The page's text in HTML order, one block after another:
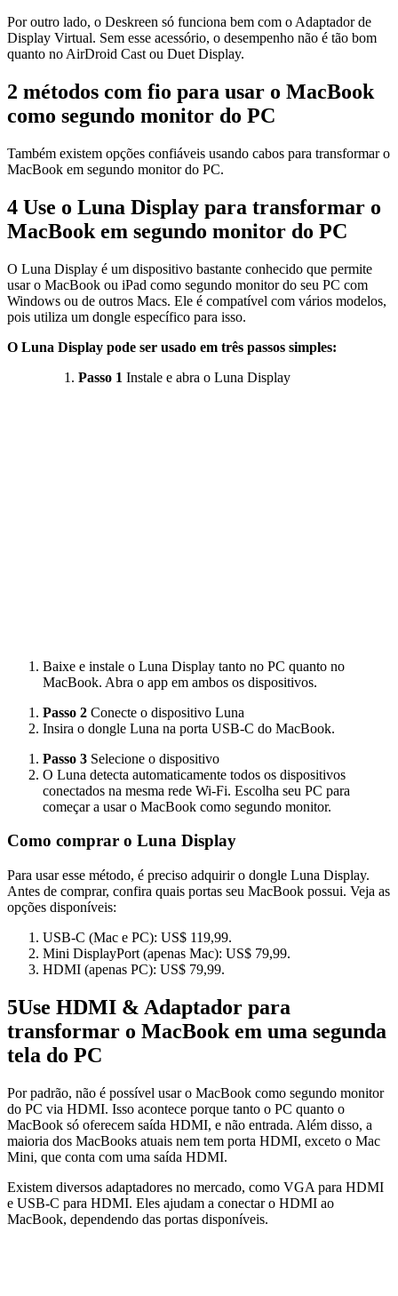
Por outro lado, o Deskreen só funciona bem com o Adaptador de
Display Virtual. Sem esse acessório, o desempenho não é tão bom
quanto no AirDroid Cast ou Duet Display.
2 métodos com fio para usar o MacBook
como segundo monitor do PC
Também existem opções confiáveis usando cabos para transformar o
MacBook em segundo monitor do PC.
4 Use o Luna Display para transformar o
MacBook em segundo monitor do PC
O Luna Display é um dispositivo bastante conhecido que permite
usar o MacBook ou iPad como segundo monitor do seu PC com
Windows ou de outros Macs. Ele é compatível com vários modelos,
pois utiliza um dongle específico para isso.
O Luna Display pode ser usado em três passos simples:
Passo 1 Instale e abra o Luna Display
Baixe e instale o Luna Display tanto no PC quanto no
MacBook. Abra o app em ambos os dispositivos.
Passo 2 Conecte o dispositivo Luna
Insira o dongle Luna na porta USB-C do MacBook.
Passo 3 Selecione o dispositivo
O Luna detecta automaticamente todos os dispositivos
conectados na mesma rede Wi-Fi. Escolha seu PC para
começar a usar o MacBook como segundo monitor.
Como comprar o Luna Display
Para usar esse método, é preciso adquirir o dongle Luna Display.
Antes de comprar, confira quais portas seu MacBook possui. Veja as
opções disponíveis:
USB-C (Mac e PC): US$ 119,99.
Mini DisplayPort (apenas Mac): US$ 79,99.
HDMI (apenas PC): US$ 79,99.
5Use HDMI & Adaptador para
transformar o MacBook em uma segunda
tela do PC
Por padrão, não é possível usar o MacBook como segundo monitor
do PC via HDMI. Isso acontece porque tanto o PC quanto o
MacBook só oferecem saída HDMI, e não entrada. Além disso, a
maioria dos MacBooks atuais nem tem porta HDMI, exceto o Mac
Mini, que conta com uma saída HDMI.
Existem diversos adaptadores no mercado, como VGA para HDMI
e USB-C para HDMI. Eles ajudam a conectar o HDMI ao
MacBook, dependendo das portas disponíveis.